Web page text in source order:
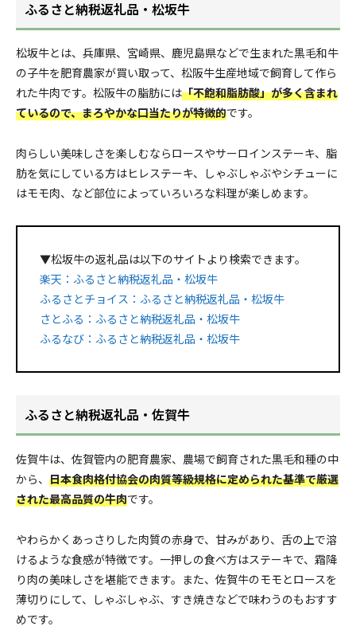
ふるさと納税返礼品・松坂牛
松坂牛とは、兵庫県、宮崎県、鹿児島県などで生まれた黒毛和牛
の子牛を肥育農家が買い取って、松阪牛生産地域で飼育して作ら
れた牛肉です。松阪牛の脂肪には「不飽和脂肪酸」が多く含まれ
ているので、まろやかな口当たりが特徴的です。
肉らしい美味しさを楽しむならロースやサーロインステーキ、脂
肪を気にしている方はヒレステーキ、しゃぶしゃぶやシチューに
はモモ肉、など部位によっていろいろな料理が楽しめます。
▼松坂牛の返礼品は以下のサイトより検索できます。
楽天：ふるさと納税返礼品・松坂牛
ふるさとチョイス：ふるさと納税返礼品・松坂牛
さとふる：ふるさと納税返礼品・松坂牛
ふるなび：ふるさと納税返礼品・松坂牛
ふるさと納税返礼品・佐賀牛
佐賀牛は、佐賀管内の肥育農家、農場で飼育された黒毛和種の中
から、 日本食肉格付協会の肉質等級規格に定められた基準で厳選
された最高品質の牛肉です。
やわらかくあっさりした肉質の赤身で、甘みがあり、舌の上で溶
けるような食感が特徴です。一押しの食べ方はステーキで、霜降
り肉の美味しさを堪能できます。また、佐賀牛のモモとロースを
薄切りにして、しゃぶしゃぶ、すき焼きなどで味わうのもおすす
めです。